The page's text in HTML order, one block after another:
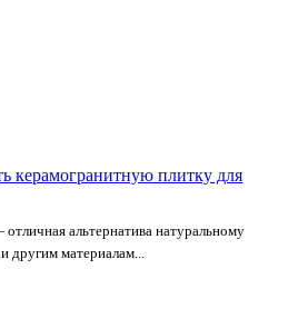
керамогранитную плитку для
альтернатива натуральному
другим материалам...